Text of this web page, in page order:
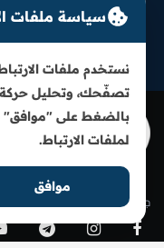
سياسة ملفات
نستخدم ملفات
تصفّحك، وتحليل
بالضغط على "موافق"
لملفات الارتباط.
موافق
سياسة الخصوصية
جامعة الكفيل-قسم تكنولوجيا